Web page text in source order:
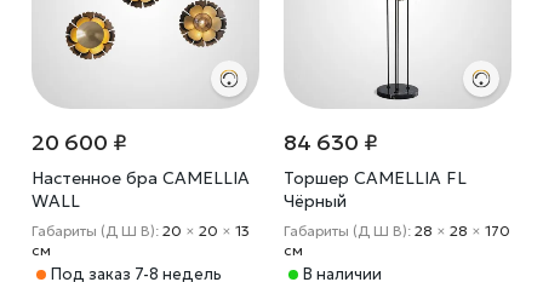
20 600 ₽
Настенное бра CAMELLIA
WALL
Габариты (Д Ш В): 20 × 20 × 13
cм
Под заказ 7-8 недель
84 630 ₽
Торшер CAMELLIA FL
Чёрный
Габариты (Д Ш В): 28 × 28 × 170
cм
В наличии